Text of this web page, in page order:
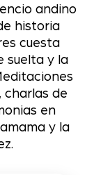
andino
historia
cuesta
suelta y la
charlas de
en
y la